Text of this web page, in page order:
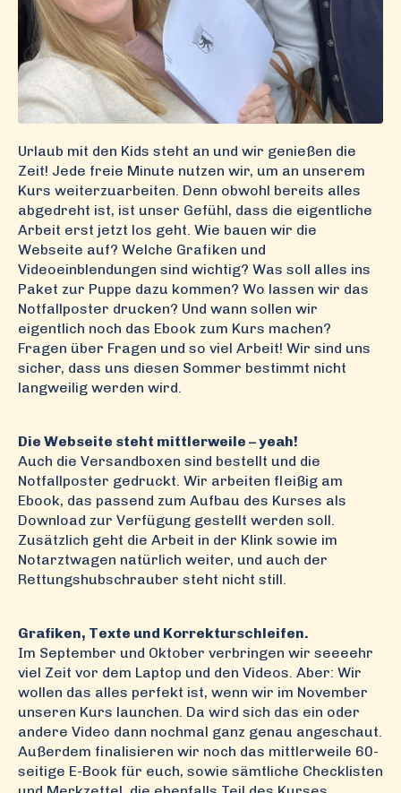
Urlaub mit den Kids steht an und wir genießen die
Zeit! Jede freie Minute nutzen wir, um an unserem
Kurs weiterzuarbeiten. Denn obwohl bereits alles
abgedreht ist, ist unser Gefühl, dass die eigentliche
Arbeit erst jetzt los geht. Wie bauen wir die
Webseite auf? Welche Grafiken und
Videoeinblendungen sind wichtig? Was soll alles ins
Paket zur Puppe dazu kommen? Wo lassen wir das
Notfallposter drucken? Und wann sollen wir
eigentlich noch das Ebook zum Kurs machen?
Fragen über Fragen und so viel Arbeit! Wir sind uns
sicher, dass uns diesen Sommer bestimmt nicht
langweilig werden wird.
Die Webseite steht mittlerweile – yeah!
Auch die Versandboxen sind bestellt und die
Notfallposter gedruckt. Wir arbeiten fleißig am
Ebook, das passend zum Aufbau des Kurses als
Download zur Verfügung gestellt werden soll.
Zusätzlich geht die Arbeit in der Klink sowie im
Notarztwagen natürlich weiter, und auch der
Rettungshubschrauber steht nicht still.
Grafiken, Texte und Korrekturschleifen.
Im September und Oktober verbringen wir seeeehr
viel Zeit vor dem Laptop und den Videos. Aber: Wir
wollen das alles perfekt ist, wenn wir im November
unseren Kurs launchen. Da wird sich das ein oder
andere Video dann nochmal ganz genau angeschaut.
Außerdem finalisieren wir noch das mittlerweile 60-
seitige E-Book für euch, sowie sämtliche Checklisten